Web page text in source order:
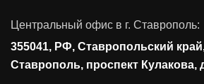
Управление доступом
Сетевая безопасность
Центральный офис в г. Ставрополь:
355041, РФ, Ставропольский
Ставрополь, проспект Кулакова,